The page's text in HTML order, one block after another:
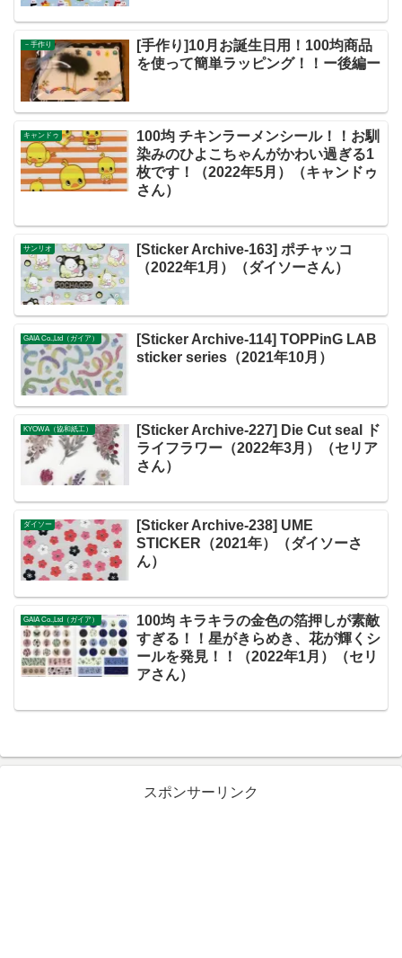
－手作り
[手作り]10月お誕生日用！100均商品
を使って簡単ラッピング！！ー後編ー
キャンドゥ
100均 チキンラーメンシール！！お馴
染みのひよこちゃんがかわい過ぎる1
枚です！（2022年5月）（キャンドゥ
さん）
サンリオ
[Sticker Archive-163] ポチャッコ
（2022年1月）（ダイソーさん）
GAIA Co.,Ltd（ガイア）
[Sticker Archive-114] TOPPinG LAB
sticker series（2021年10月）
KYOWA（協和紙工）
[Sticker Archive-227] Die Cut seal ド
ライフラワー（2022年3月）（セリア
さん）
ダイソー
[Sticker Archive-238] UME
STICKER（2021年）（ダイソーさ
ん）
GAIA Co.,Ltd（ガイア）
100均 キラキラの金色の箔押しが素敵
すぎる！！星がきらめき、花が輝くシ
ールを発見！！（2022年1月）（セリ
アさん）
スポンサーリンク